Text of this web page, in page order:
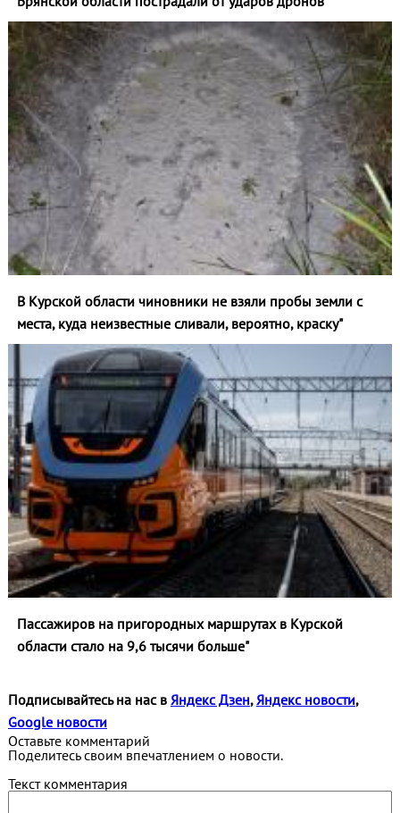
В Курской области чиновники не взяли пробы земли с
места, куда неизвестные сливали, вероятно, краску"
Пассажиров на пригородных маршрутах в Курской
области стало на 9,6 тысячи больше"
Подписывайтесь на нас в Яндекс Дзен, Яндекс новости,
Google новости
Оставьте комментарий
Поделитесь своим впечатлением о новости.
Текст комментария